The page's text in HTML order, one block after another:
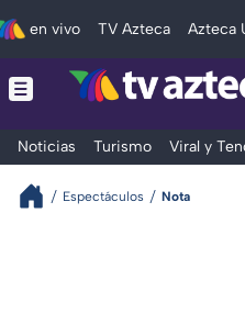
en vivo TV Azteca Azteca
Noticias Turismo Viral y
Espectáculos Nota